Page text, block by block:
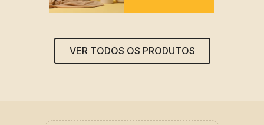
VER TODOS OS PRODUTOS